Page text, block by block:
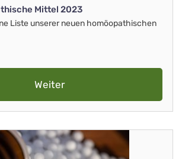
Mittel 2023
Liste unserer neuen homöopathischen
Weiter